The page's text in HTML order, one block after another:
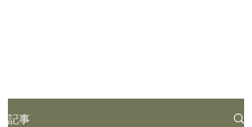
記事